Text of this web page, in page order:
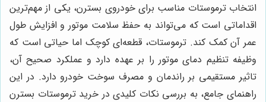
انتخاب ترموستات مناسب برای خودروی بسترن، یکی از مهم‌ترین
اقداماتی است که می‌تواند به حفظ سلامت موتور و افزایش طول
عمر آن کمک کند. ترموستات، قطعه‌ای کوچک اما حیاتی است که
وظیفه تنظیم دمای موتور را بر عهده دارد و عملکرد صحیح آن،
تاثیر مستقیمی بر راندمان و مصرف سوخت خودرو دارد. در این
راهنمای جامع، به بررسی نکات کلیدی در خرید ترموستات بسترن